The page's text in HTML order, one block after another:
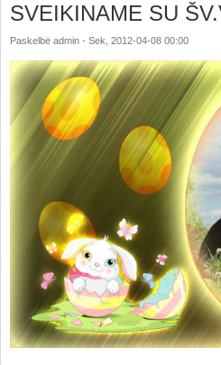
SVEIKINAME SU
Paskelbė admin - Sek, 2012-04-08 00:00